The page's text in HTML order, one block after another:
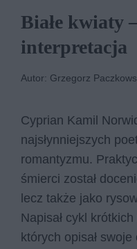
Białe kwiaty
interpretacja
Autor: Grzegorz
Cyprian Kamil
najsłynniejszych
romantyzmu.
śmierci został
lecz także jako
Napisał cykl
których opisał